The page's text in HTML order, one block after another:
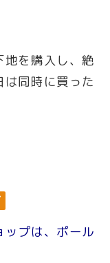
を購入し、絶
同時に買った
プは、ポール